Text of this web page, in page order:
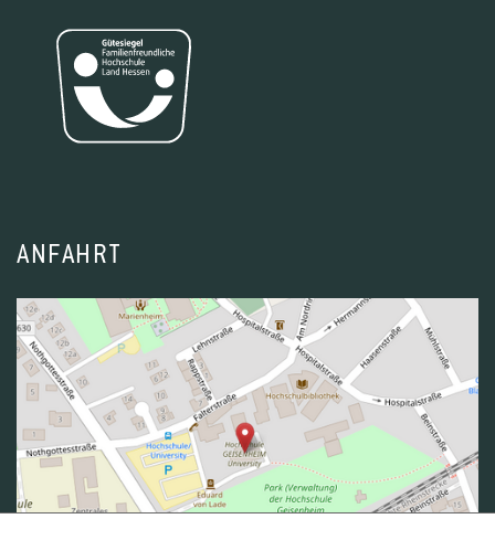
architecture 4 S. 106 - 113. DOI:
10.14627/537663011
978-3-87907-663-5
28 - 32.
Thon A., Peters A.
(2018): Standards definieren.
Rahmenbedingungen für den Einsatz von BIM in
der Landschaftsarchitektur. Landschafts-
Architekten 02 (02) S. 6 - 6.
Thon A., Peters A.(2017): Building Information
ANFAHRT